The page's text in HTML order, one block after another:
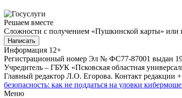
Решаем вместе
Сложности с получением «Пушкинской карты» или
Написать
Информация 12+
Регистрационный номер Эл № ФС77-87001 выдан
Учредитель – ГБУК «Псковская областная
Главный редактор Л.О. Егорова. Контакт редакции
безопасность: как не поддаться на уловки
Меню